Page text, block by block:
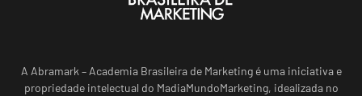
A Abramark – Academia Brasileira de Marketing é uma iniciativa e
propriedade intelectual do MadiaMundoMarketing, idealizada no